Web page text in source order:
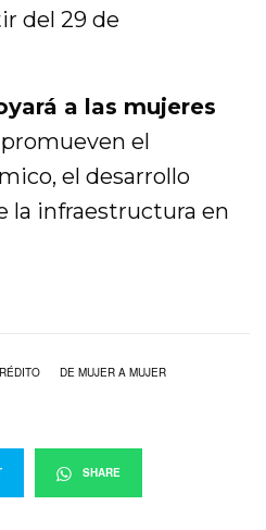
del 29 de
a las mujeres
el
el desarrollo
la infraestructura en
DE MUJER A MUJER
SHARE